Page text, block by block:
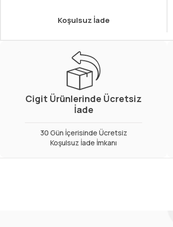
Koşulsuz İade
Cigit Ürünlerinde Ücretsiz
İade
30 Gün İçerisinde Ücretsiz
Koşulsuz İade İmkanı